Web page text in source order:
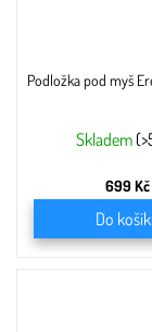
Podložka pod myš
Skladem
699 Kč
Do